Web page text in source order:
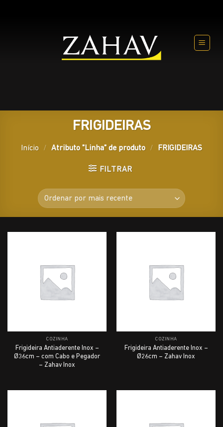
FRIGIDEIRAS
Início / Atributo "Linha" de produto / FRIGIDEIRAS
FILTRAR
COZINHA
Frigideira Antiaderente Inox –
Ø36cm – com Cabo e Pegador
– Zahav Inox
COZINHA
Frigideira Antiaderente Inox –
Ø26cm – Zahav Inox